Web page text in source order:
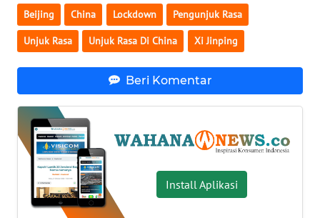
Beijing China Lockdown Pengunjuk Rasa
Unjuk Rasa Unjuk Rasa Di China Xi Jinping
Beri Komentar
Install Aplikasi
WN
SULTENG
WN
BABEL
WN
SUMBAR